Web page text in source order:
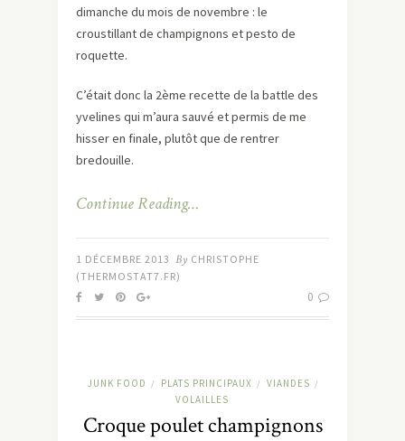
dimanche du mois de novembre : le
croustillant de champignons et pesto de
roquette.
C’était donc la 2ème recette de la battle des
yvelines qui m’aura sauvé et permis de me
hisser en finale, plutôt que de rentrer
bredouille.
Continue Reading…
1 DÉCEMBRE 2013 By CHRISTOPHE
(THERMOSTAT7.FR)
0
JUNK FOOD / PLATS PRINCIPAUX / VIANDES /
VOLAILLES
Croque poulet champignons